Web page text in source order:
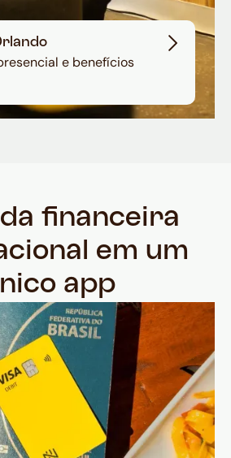
e benefícios
financeira
em um
app